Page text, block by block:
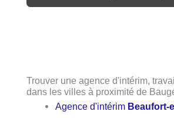
Trouver une agence d'intérim,
dans les villes à proximité de
Agence d'intérim Beaufort-